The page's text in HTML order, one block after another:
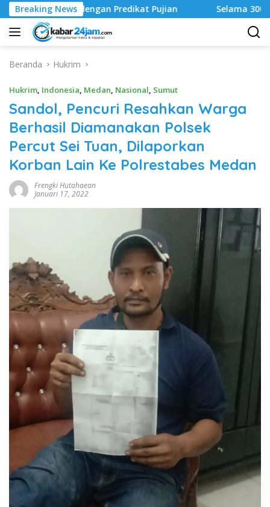
Langsung
ke
konten
Breaking News
Predikat Pujian Selama 300 Hari Kerja,
Beranda Hukrim
Hukrim, Indonesia, Medan, Nasional, Sumut
Sandol, Pencuri Resahkan Warga
Berhasil Diamanakan Polsek
Percut Sei Tuan, Dilaporkan
Korban Lain Ke Polrestabes Medan
Frengki Hutahaean
Januari 17, 2022